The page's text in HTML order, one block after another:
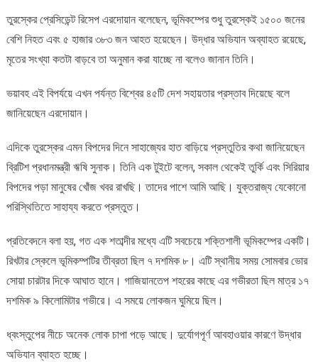
তুরস্কের প্রেসিডেন্ট রিসেপ এরদোয়ান বলেছেন, ভূমিকম্পের শুধু তুরস্কেই ১৫০০ জনের
বেশি নিহত এবং ৫ হাজার ৩৮৩ জন আহত হয়েছেন। উদ্ধার অভিযান অব্যাহত রয়েছে,
মৃতের সংখ্যা কতটা বাড়বে তা অনুমান করা যাচ্ছে না বলেও জানান তিনি।
ভয়াবহ এই বিপর্যয়ে এখন পর্যন্ত বিশ্বের ৪৫টি দেশ সহায়তার প্রস্তাব দিয়েছে বলে
জানিয়েছেন এরদোয়ান।
এদিকে তুরস্কের এমন বিপদের দিনে সাহাজ্যের হাত বাড়িয়ে প্রস্তুতির কথা জানিয়েছেন
ব্রিটিশ প্রধানমন্ত্রী ঋষি সুনাক। তিনি এক টুইটে বলেন, সকাল থেকেই তুর্কি এবং সিরিয়ার
বিপদের পড়া মানুষের খোঁজ খবর রাখছি। তাদের পাশে আমি আছি। যুক্তরাজ্য যেকোনো
পরিস্থিতিতে সাহায্য করতে প্রস্তুত।
প্রতিবেদনে বলা হয়, গত এক শতাব্দীর মধ্যে এটি সবচেয়ে শক্তিশালী ভূমিকম্পের একটি।
রিখটার স্কেলে ভূমিকম্পটির তীব্রতা ছিল ৭ দশমিক ৮। এটি স্থানীয় সময় সোমবার ভোর
সোয়া চারটার দিকে আঘাত হানে। গাজিয়ানতেপ শহরের কাছে এর গভীরতা ছিল মাত্র ১৭
দশমিক ৯ কিলোমিটার গভীরে। এ সময়ে লোকজন ঘুমিয়ে ছিল।
ধ্বংস্তুপের নীচে অনেক লোক চাপা পড়ে আছে। দুর্যোগপূর্ণ আবহাওয়ার কারণে উদ্ধার
অভিযান ব্যাহত হচ্ছে।